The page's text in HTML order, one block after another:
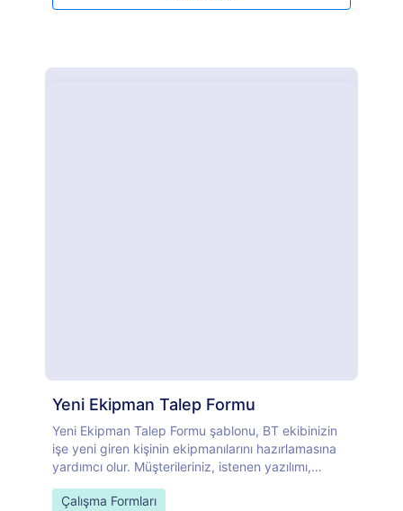
Yeni Ekipman Talep Formu
Yeni Ekipman Talep Formu şablonu, BT ekibinizin
işe yeni giren kişinin ekipmanılarını hazırlamasına
yardımcı olur. Müşterileriniz, istenen yazılımı,
ekipman talep formu şablonu, kullanıcının adını,
Go to Category:
Çalışma Formları